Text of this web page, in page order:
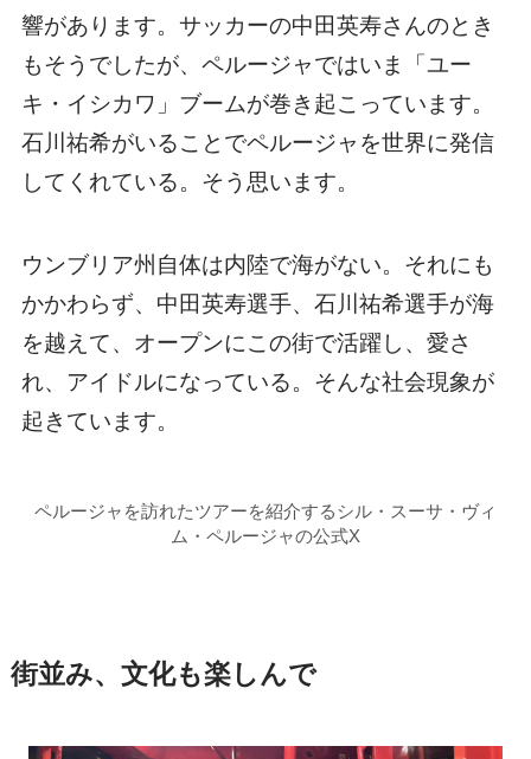
響があります。サッカーの中田英寿さんのとき
もそうでしたが、ペルージャではいま「ユー
キ・イシカワ」ブームが巻き起こっています。
石川祐希がいることでペルージャを世界に発信
してくれている。そう思います。
ウンブリア州自体は内陸で海がない。それにも
かかわらず、中田英寿選手、石川祐希選手が海
を越えて、オープンにこの街で活躍し、愛さ
れ、アイドルになっている。そんな社会現象が
起きています。
ペルージャを訪れたツアーを紹介するシル・スーサ・ヴィ
ム・ペルージャの公式X
街並み、文化も楽しんで